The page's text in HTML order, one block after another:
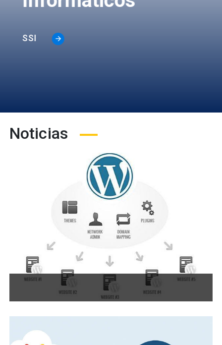
SSI
Noticias